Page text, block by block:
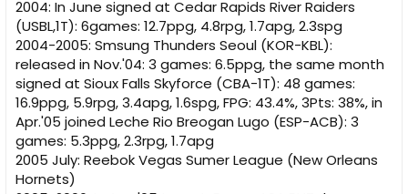
2004: In June signed at Cedar Rapids River Raiders
(USBL,1T): 6games: 12.7ppg, 4.8rpg, 1.7apg, 2.3spg
2004-2005: Smsung Thunders Seoul (KOR-KBL):
released in Nov.'04: 3 games: 6.5ppg, the same month
signed at Sioux Falls Skyforce (CBA-1T): 48 games:
16.9ppg, 5.9rpg, 3.4apg, 1.6spg, FPG: 43.4%, 3Pts: 38%, in
Apr.'05 joined Leche Rio Breogan Lugo (ESP-ACB): 3
games: 5.3ppg, 2.3rpg, 1.7apg
2005 July: Reebok Vegas Sumer League (New Orleans
Hornets)